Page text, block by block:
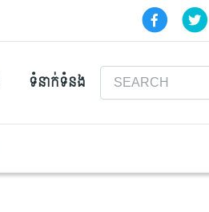
ទំនាក់ទំនង Search